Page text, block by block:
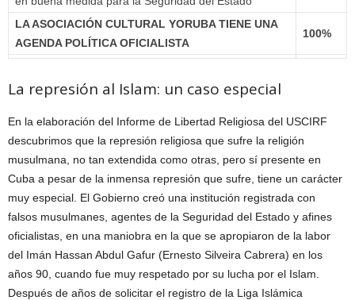
LA ASOCIACIÓN CULTURAL YORUBA TIENE UNA
AGENDA POLÍTICA OFICIALISTA
100%
La represión al Islam: un caso especial
En la elaboración del Informe de Libertad Religiosa del USCIRF
descubrimos que la represión religiosa que sufre la religión
musulmana, no tan extendida como otras, pero sí presente en
Cuba a pesar de la inmensa represión que sufre, tiene un carácter
muy especial. El Gobierno creó una institución registrada con
falsos musulmanes, agentes de la Seguridad del Estado y afines
oficialistas, en una maniobra en la que se apropiaron de la labor
del Imán Hassan Abdul Gafur (Ernesto Silveira Cabrera) en los
años 90, cuando fue muy respetado por su lucha por el Islam.
Después de años de solicitar el registro de la Liga Islámica